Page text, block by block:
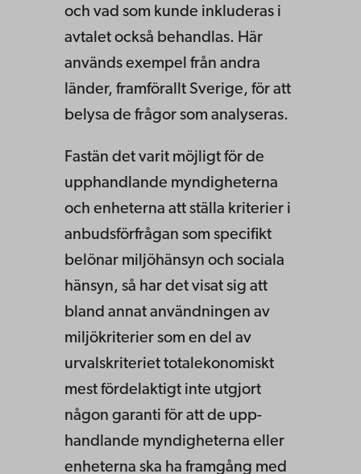
och vad som kunde inkluderas i
avtalet också behandlas. Här
används exempel från andra
länder, framförallt Sverige, för att
belysa de frågor som analyseras.
Fastän det varit möjligt för de
upphandlande myndigheterna
och enheterna att ställa kriterier i
anbudsförfrågan som specifikt
belönar miljöhänsyn och sociala
hänsyn, så har det visat sig att
bland annat användningen av
miljökriterier som en del av
urvalskriteriet totalekonomiskt
mest fördelaktigt inte utgjort
någon garanti för att de upp­
handlande myndigheterna eller
enheterna ska ha framgång med